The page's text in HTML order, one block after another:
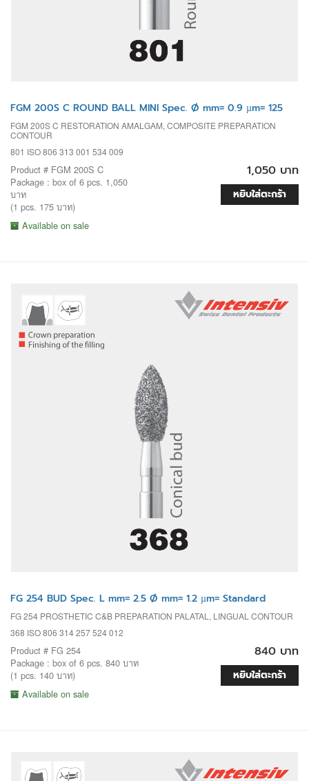
FGM 200S C ROUND BALL MINI Spec. Ø mm= 0.9 µm= 125
FGM 200S C RESTORATION AMALGAM, COMPOSITE PREPARATION
CONTOUR
801 ISO 806 313 001 534 009
Product # FGM 200S C
Package : box of 6 pcs. 1,050
บาท
(1 pcs. 175 บาท)
Available on sale
1,050 บาท
หยิบใส่ตะกร้า
FG 254 BUD Spec. L mm= 2.5 Ø mm= 1.2 µm= Standard
FG 254 PROSTHETIC C&B PREPARATION PALATAL, LINGUAL CONTOUR
368 ISO 806 314 257 524 012
Product # FG 254
Package : box of 6 pcs. 840 บาท
(1 pcs. 140 บาท)
Available on sale
840 บาท
หยิบใส่ตะกร้า